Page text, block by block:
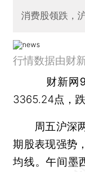
消费股领跌，
行情数据由财
财新网
3365.24点，跌
周五沪深两
期股表现强势
均线。午间墨